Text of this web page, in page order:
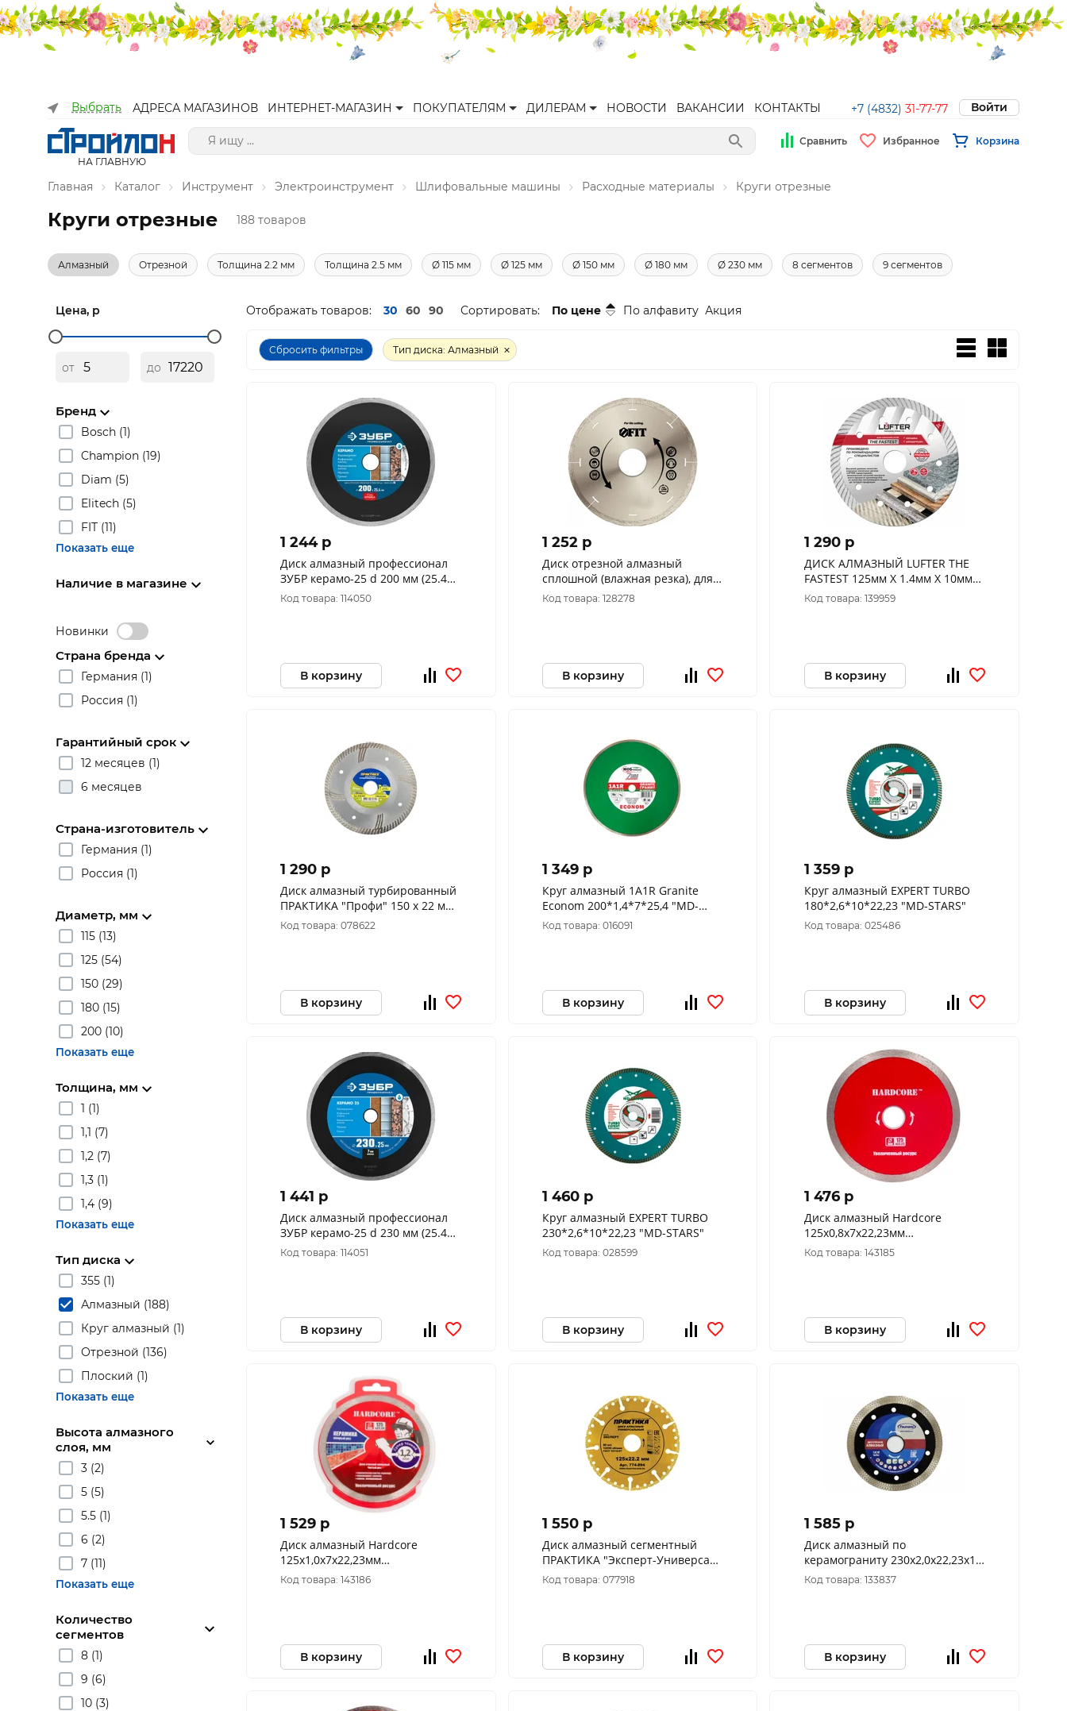
Выбрать АДРЕСА МАГАЗИНОВ ИНТЕРНЕТ-МАГАЗИН ПОКУПАТЕЛЯМ ДИЛЕРАМ НОВОСТИ ВАКАНСИИ КОНТАКТЫ +7 (4832) 31-77-77 Войти
НА ГЛАВНУЮ
Сравнить Избранное Корзина
Главная Каталог Инструмент Электроинструмент Шлифовальные машины Расходные материалы Круги отрезные
Круги отрезные 188 товаров
Алмазный Отрезной Толщина 2.2 мм Толщина 2.5 мм Ø 115 мм Ø 125 мм Ø 150 мм Ø 180 мм Ø 230 мм 8 сегментов 9 сегментов
Цена, р
от до
Бренд
Bosch (1)
Champion (19)
Diam (5)
Elitech (5)
FIT (11)
Показать еще
Наличие в магазине
Новинки
Страна бренда
Германия (1)
Россия (1)
Гарантийный срок
12 месяцев (1)
6 месяцев
Страна-изготовитель
Германия (1)
Россия (1)
Диаметр, мм
115 (13)
125 (54)
150 (29)
180 (15)
200 (10)
Показать еще
Толщина, мм
1 (1)
1,1 (7)
1,2 (7)
1,3 (1)
1,4 (9)
Показать еще
Тип диска
355 (1)
Алмазный (188)
Круг алмазный (1)
Отрезной (136)
Плоский (1)
Показать еще
Высота алмазного
слоя, мм
3 (2)
5 (5)
5.5 (1)
6 (2)
7 (11)
Показать еще
Количество
сегментов
8 (1)
9 (6)
10 (3)
Отображать товаров: 30 60 90 Сортировать: По цене По алфавиту Акция
Сбросить фильтры Тип диска: Алмазный
1 244 p
Диск алмазный профессионал
ЗУБР керамо-25 d 200 мм (25.4
мм, 7х2.2 мм), 36655-200_z02
Код товара: 114050
В корзину
1 252 p
Диск отрезной алмазный
сплошной (влажная резка), для
работы с кафелем,
115х1,2х5,0х22,2 мм 37442
Код товара: 128278
В корзину
1 290 p
ДИСК АЛМАЗНЫЙ LUFTER THE
FASTEST 125мм X 1.4мм Х 10мм
ТУРБО ПО КЕРАМОГРАНИТУ
САМЫЙ БЫСТРЫЙ 018-125
Код товара: 139959
В корзину
1 290 p
Диск алмазный турбированный
ПРАКТИКА "Профи" 150 х 22 мм,
сегмент 10мм (1 шт.) 030-801
Код товара: 078622
В корзину
1 349 p
Круг алмазный 1A1R Granite
Econom 200*1,4*7*25,4 "МD-
DISTAR" 4514
Код товара: 016091
В корзину
1 359 p
Круг алмазный EXPERT TURBO
180*2,6*10*22,23 "MD-STARS"
Код товара: 025486
В корзину
1 441 p
Диск алмазный профессионал
ЗУБР керамо-25 d 230 мм (25.4
мм, 7х2.4 мм), 36655-230_z02
Код товара: 114051
В корзину
1 460 p
Круг алмазный EXPERT TURBO
230*2,6*10*22,23 "MD-STARS"
Код товара: 028599
В корзину
1 476 p
Диск алмазный Hardcore
125х0,8х7х22,23мм
Керамогранит, сух.и мок.рез,
Код товара: 143185
В корзину
1 529 p
Диск алмазный Hardcore
125х1,0х7х22,23мм
Керамогранит, сух.и мок.рез,
Ультратонкий 1,0 Hot pressed
Код товара: 143186
В корзину
1 550 p
Диск алмазный сегментный
ПРАКТИКА "Эксперт-Универсал"
125 х 22 мм, сегмент 10мм (1 шт.)
774-894
Код товара: 077918
В корзину
1 585 p
Диск алмазный по
керамограниту 230х2,0х22,23х10
Тонкий горячего прессования
TSUNAMI
Код товара: 133837
В корзину